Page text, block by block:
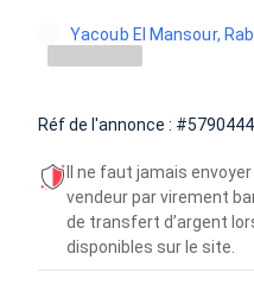
Yacoub El Mansour,
Réf de l'annonce :
Il ne faut jamais
vendeur par virement
de transfert d’argent
disponibles sur le site.